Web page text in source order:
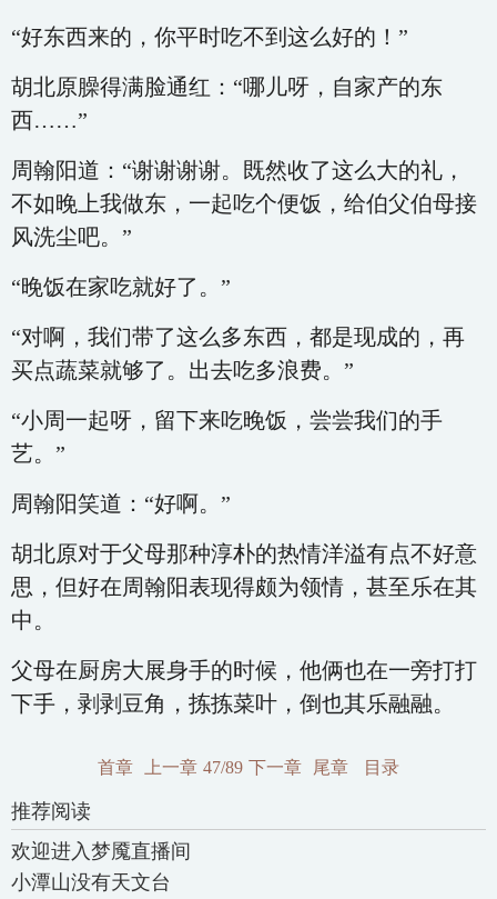
“好东西来的，你平时吃不到这么好的！”
胡北原臊得满脸通红：“哪儿呀，自家产的东
西……”
周翰阳道：“谢谢谢谢。既然收了这么大的礼，
不如晚上我做东，一起吃个便饭，给伯父伯母接
风洗尘吧。”
“晚饭在家吃就好了。”
“对啊，我们带了这么多东西，都是现成的，再
买点蔬菜就够了。出去吃多浪费。”
“小周一起呀，留下来吃晚饭，尝尝我们的手
艺。”
周翰阳笑道：“好啊。”
胡北原对于父母那种淳朴的热情洋溢有点不好意
思，但好在周翰阳表现得颇为领情，甚至乐在其
中。
父母在厨房大展身手的时候，他俩也在一旁打打
下手，剥剥豆角，拣拣菜叶，倒也其乐融融。
首章 上一章 47/89 下一章 尾章 目录
推荐阅读
欢迎进入梦魇直播间
小潭山没有天文台